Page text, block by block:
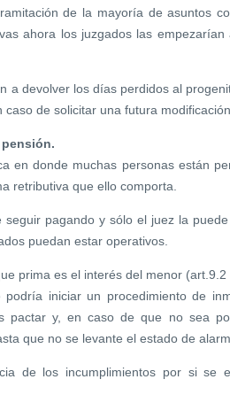
de la mayoría de asuntos
ahora los juzgados las
a devolver los días perdidos al
de solicitar una futura
en donde muchas personas están
retributiva que ello comporta.
pagando y sólo el juez la
puedan estar operativos.
prima es el interés del menor
iniciar un procedimiento de
pactar y, en caso de que no sea
que no se levante el estado de
de los incumplimientos por si se